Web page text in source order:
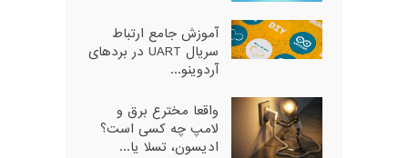
آموزش جامع ارتباط
سریال UART در بردهای
آردوینو...
واقعا مخترع برق و
لامپ چه کسی است؟
ادیسون، تسلا یا...